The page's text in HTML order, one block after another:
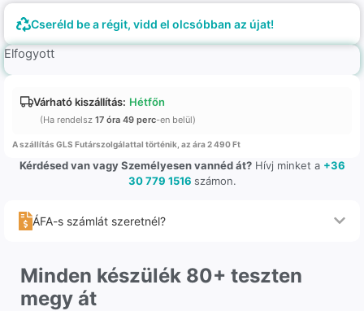
Cseréld be a régit, vidd el olcsóbban az újat!
Elfogyott
Várható kiszállítás: Hétfőn
(Ha rendelsz 17 óra 49 perc-en belül)
A szállítás GLS Futárszolgálattal történik, az ára 2 490 Ft
Kérdésed van vagy Személyesen vannéd át?Hívj minket a +36
30 779 1516 számon.
ÁFA-s számlát szeretnél?
Minden készülék 80+ teszten
megy át